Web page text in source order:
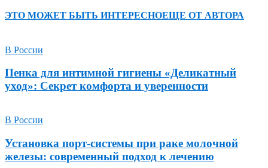
ЭТО МОЖЕТ БЫТЬ ИНТЕРЕСНОЕЩЕ ОТ АВТОРА
В России
Пенка для интимной гигиены «Деликатный
уход»: Секрет комфорта и уверенности
В России
Установка порт-системы при раке молочной
железы: современный подход к лечению